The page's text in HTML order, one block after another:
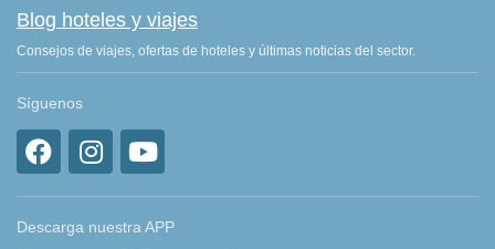
Blog hoteles y viajes
Consejos de viajes, ofertas de hoteles y últimas noticias del sector.
Síguenos
Descarga nuestra APP